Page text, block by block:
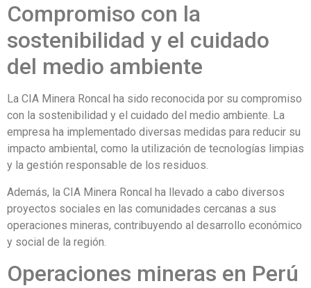
Compromiso con la
sostenibilidad y el cuidado
del medio ambiente
La CIA Minera Roncal ha sido reconocida por su compromiso
con la sostenibilidad y el cuidado del medio ambiente. La
empresa ha implementado diversas medidas para reducir su
impacto ambiental, como la utilización de tecnologías limpias
y la gestión responsable de los residuos.
Además, la CIA Minera Roncal ha llevado a cabo diversos
proyectos sociales en las comunidades cercanas a sus
operaciones mineras, contribuyendo al desarrollo económico
y social de la región.
Operaciones mineras en Perú